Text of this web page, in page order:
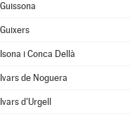
Guissona
Guixers
Isona i Conca Dellà
Ivars de Noguera
Ivars d'Urgell